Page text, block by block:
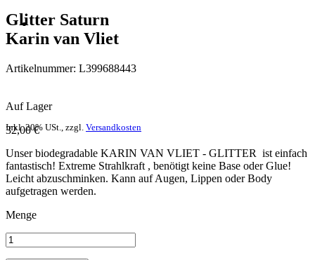
Glitter Saturn
Karin van Vliet
Artikelnummer: L399688443
Auf Lager
32,00 €
Inkl. 20% USt., zzgl. Versandkosten
Unser biodegradable KARIN VAN VLIET - GLITTER ist einfach
fantastisch! Extreme Strahlkraft , benötigt keine Base oder Glue!
Leicht abzuschminken. Kann auf Augen, Lippen oder Body
aufgetragen werden.
Menge